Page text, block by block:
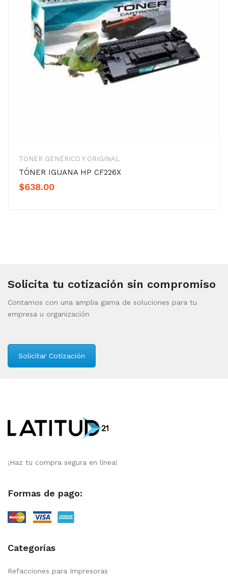
TONER GENÉRICO Y ORIGINAL
TÓNER IGUANA HP CF226X
$638.00
Solicita tu cotización sin compromiso
Contamos con una amplia gama de soluciones para tu
empresa u organización
Solicitar Cotización
¡Haz tu compra segura en línea!
Formas de pago:
Categorías
Refacciones para Impresoras